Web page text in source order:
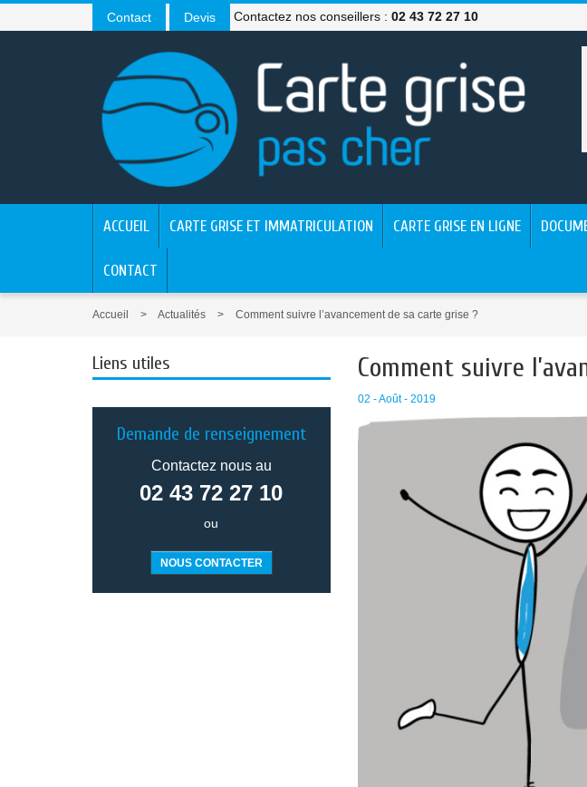
Contact Devis Contactez nos conseillers : 02 43 72 27 10
ACCUEIL CARTE GRISE ET IMMATRICULATION CARTE GRISE EN LIGNE
CONTACT
Accueil Actualités Comment suivre l’avancement de sa carte grise ?
Comment suivre
02 - Août - 2019
Liens utiles
Demande de renseignement
Contactez nous au
02 43 72 27 10
ou
NOUS CONTACTER